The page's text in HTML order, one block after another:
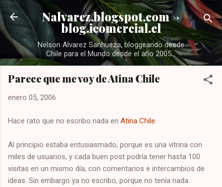
Ir al contenido principal
Nalvarez.blogspot.com ->
blog.icomercial.cl
Nelson Alvarez Sanhueza, bloggeando desde
Chile para el Mundo desde el año 2005...
Parece que me voy de Atina Chile
enero 05, 2006
Hace rato que no escribo nada en Atina Chile
Al principio estaba entusiasmado, porque es una vitrina con
miles de usuarios, y cada buen post podría tener hasta 100
visitas en un mismo día, con comentarios e intercambios de
ideas. Sin embargo ya no escribo, porque no tenía nada